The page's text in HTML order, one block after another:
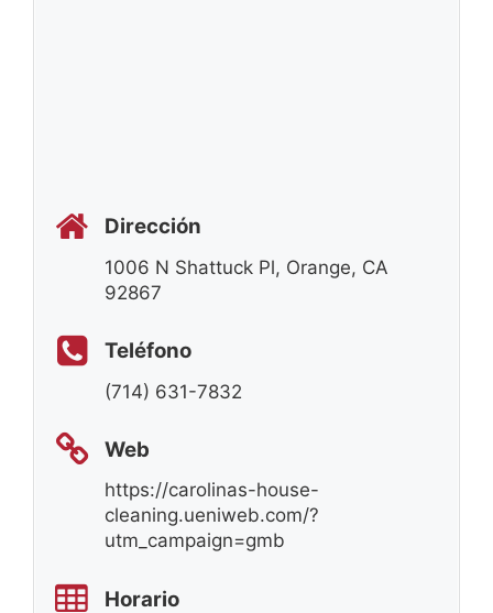
Dirección
1006 N Shattuck Pl, Orange, CA
92867
Teléfono
(714) 631-7832
Web
https://carolinas-house-
cleaning.ueniweb.com/?
utm_campaign=gmb
Horario